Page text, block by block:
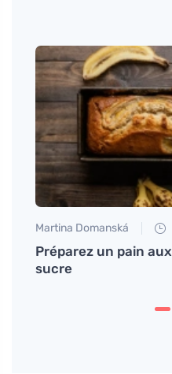
Martina Domanská
Préparez un pain
sucre